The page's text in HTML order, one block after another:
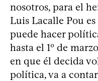
nosotros, para el
Luis Lacalle Pou
puede hacer
hasta el 1º de
en que él decida
política, va a